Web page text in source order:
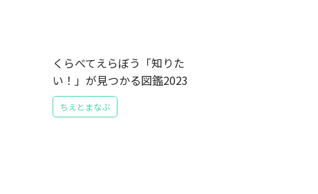
くらべてえらぼう「知りた
い！」が見つかる図鑑2023
ちえとまなぶ